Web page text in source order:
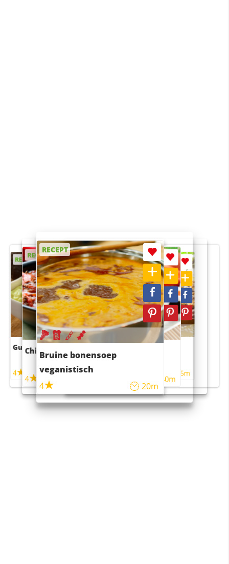
RECEPT
Guacamole
4
RECEPT
Chili con carne
4
RECEPT
Bruine bonensoep
veganistisch
4
20m
RECEPT
Sushi rijstsalade
maaltijdsalade
40m
RECEPT
4 55m